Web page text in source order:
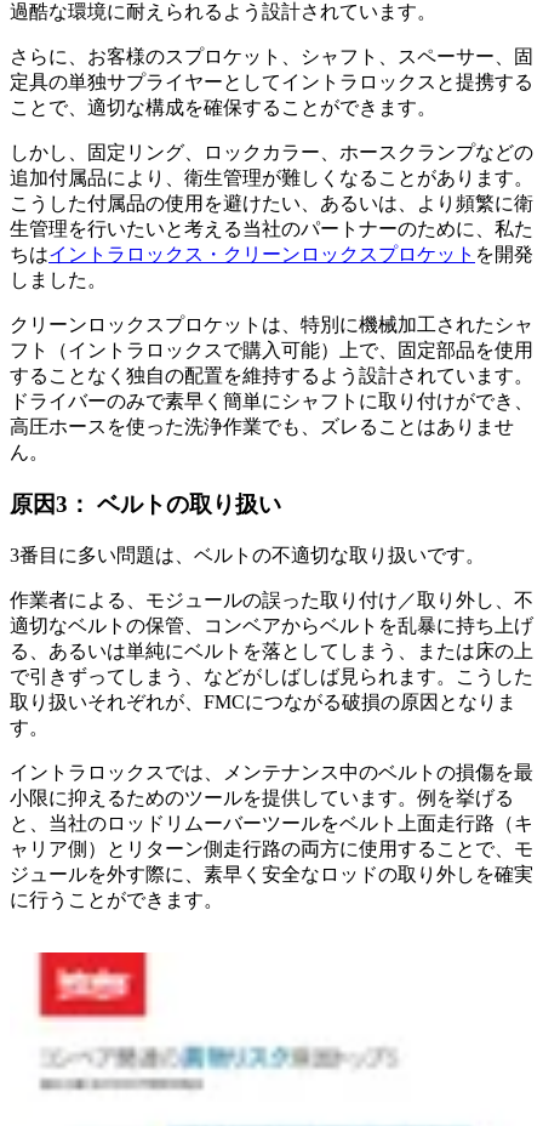
過酷な環境に耐えられるよう設計されています。
さらに、お客様のスプロケット、シャフト、スペーサー、固
定具の単独サプライヤーとしてイントラロックスと提携する
ことで、適切な構成を確保することができます。
しかし、固定リング、ロックカラー、ホースクランプなどの
追加付属品により、衛生管理が難しくなることがあります。
こうした付属品の使用を避けたい、あるいは、より頻繁に衛
生管理を行いたいと考える当社のパートナーのために、私た
ちはイントラロックス・クリーンロックスプロケット を開発
しました。
クリーンロックスプロケットは、特別に機械加工されたシャ
フト（イントラロックスで購入可能）上で、固定部品を使用
することなく独自の配置を維持するよう設計されています。
ドライバーのみで素早く簡単にシャフトに取り付けができ、
高圧ホースを使った洗浄作業でも、ズレることはありませ
ん。
原因3： ベルトの取り扱い
3番目に多い問題は、ベルトの不適切な取り扱いです。
作業者による、モジュールの誤った取り付け／取り外し、不
適切なベルトの保管、コンベアからベルトを乱暴に持ち上げ
る、あるいは単純にベルトを落としてしまう、または床の上
で引きずってしまう、などがしばしば見られます。こうした
取り扱いそれぞれが、FMCにつながる破損の原因となりま
す。
イントラロックスでは、メンテナンス中のベルトの損傷を最
小限に抑えるためのツールを提供しています。例を挙げる
と、当社のロッドリムーバーツールをベルト上面走行路（キ
ャリア側）とリターン側走行路の両方に使用することで、モ
ジュールを外す際に、素早く安全なロッドの取り外しを確実
に行うことができます。